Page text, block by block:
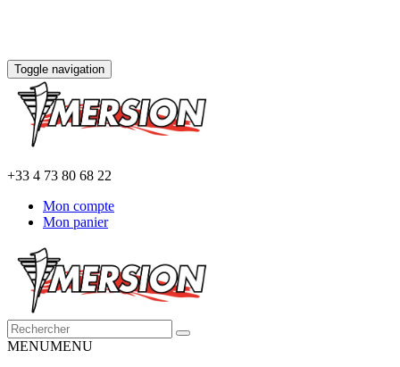
Toggle navigation
+33 4 73 80 68 22
Mon compte
Mon panier
MENUMENU